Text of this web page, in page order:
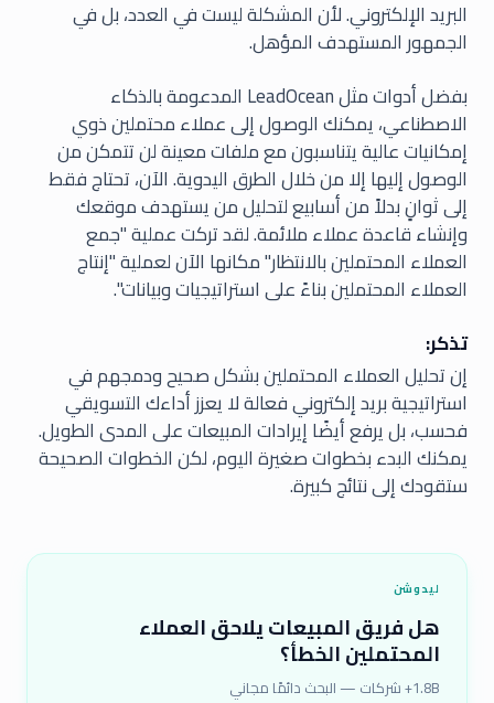
البريد الإلكتروني. لأن المشكلة ليست في العدد، بل في
الجمهور المستهدف المؤهل.
بفضل أدوات مثل LeadOcean المدعومة بالذكاء
الاصطناعي، يمكنك الوصول إلى عملاء محتملين ذوي
إمكانيات عالية يتناسبون مع ملفات معينة لن تتمكن من
الوصول إليها إلا من خلال الطرق اليدوية. الآن، تحتاج فقط
إلى ثوانٍ بدلاً من أسابيع لتحليل من يستهدف موقعك
وإنشاء قاعدة عملاء ملائمة. لقد تركت عملية "جمع
العملاء المحتملين بالانتظار" مكانها الآن لعملية "إنتاج
العملاء المحتملين بناءً على استراتيجيات وبيانات".
تذكر:
إن تحليل العملاء المحتملين بشكل صحيح ودمجهم في
استراتيجية بريد إلكتروني فعالة لا يعزز أداءك التسويقي
فحسب، بل يرفع أيضًا إيرادات المبيعات على المدى الطويل.
يمكنك البدء بخطوات صغيرة اليوم، لكن الخطوات الصحيحة
ستقودك إلى نتائج كبيرة.
ليدوشن
هل فريق المبيعات يلاحق العملاء
المحتملين الخطأ؟
1.8B+ شركات — البحث دائمًا مجاني